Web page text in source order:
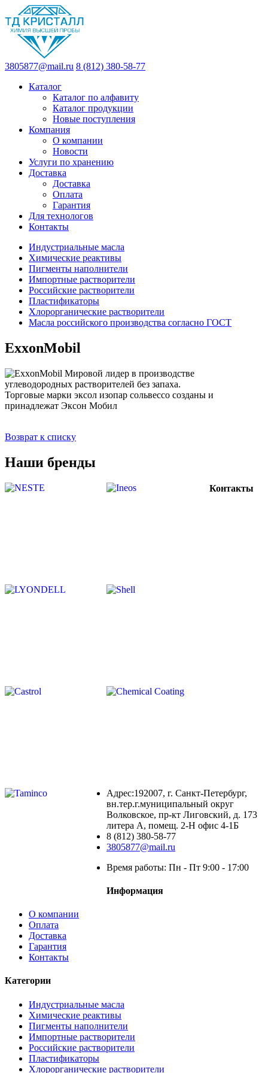
3805877@mail.ru 8 (812) 380-58-77
Каталог
Каталог по алфавиту
Каталог продукции
Новые поступления
Компания
О компании
Новости
Услуги по хранению
Доставка
Доставка
Оплата
Гарантия
Для технологов
Контакты
Индустриальные масла
Химические реактивы
Пигменты наполнители
Импортные растворители
Российские растворители
Пластификаторы
Хлорорганические растворители
Масла российского производства согласно ГОСТ
ExxonMobil
Мировой лидер в производстве
углеводородных растворителей без запаха.
Торговые марки эксол изопар сольвессо созданы и
принадлежат Эксон Мобил
Возврат к списку
Наши бренды
Контакты
Адрес:192007, г. Санкт-Петербург,
вн.тер.г.муниципальный округ
Волковское, пр-кт Лиговский, д. 173
литера А, помещ. 2-Н офис 4-1Б
8 (812) 380-58-77
3805877@mail.ru
Время работы: Пн - Пт 9:00 - 17:00
Информация
О компании
Оплата
Доставка
Гарантия
Контакты
Категории
Индустриальные масла
Химические реактивы
Пигменты наполнители
Импортные растворители
Российские растворители
Пластификаторы
Хлорорганические растворители